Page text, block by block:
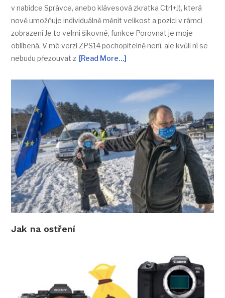
v nabídce Správce, anebo klávesová zkratka Ctrl+J), která
nově umožňuje individuálně měnit velikost a pozici v rámci
zobrazení Je to velmi šikovné, funkce Porovnat je moje
oblíbená. V mé verzi ZPS14 pochopitelně není, ale kvůli ní se
nebudu přezouvat z [Read More…]
Jak na ostření